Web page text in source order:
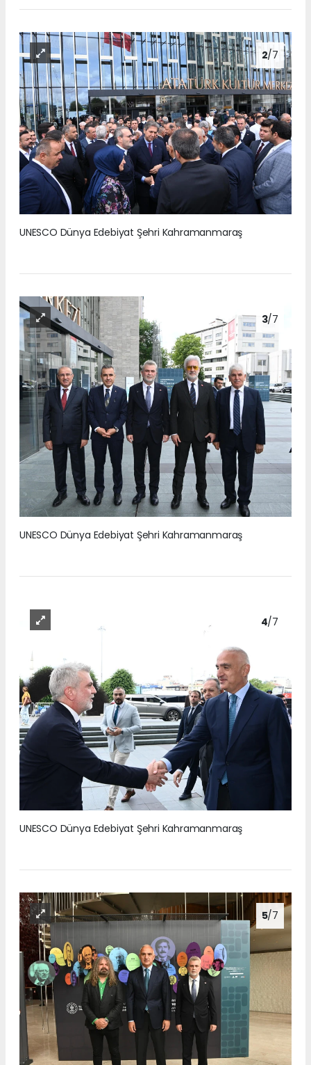
2/7
UNESCO Dünya Edebiyat Şehri Kahramanmaraş
3/7
UNESCO Dünya Edebiyat Şehri Kahramanmaraş
4/7
UNESCO Dünya Edebiyat Şehri Kahramanmaraş
5/7